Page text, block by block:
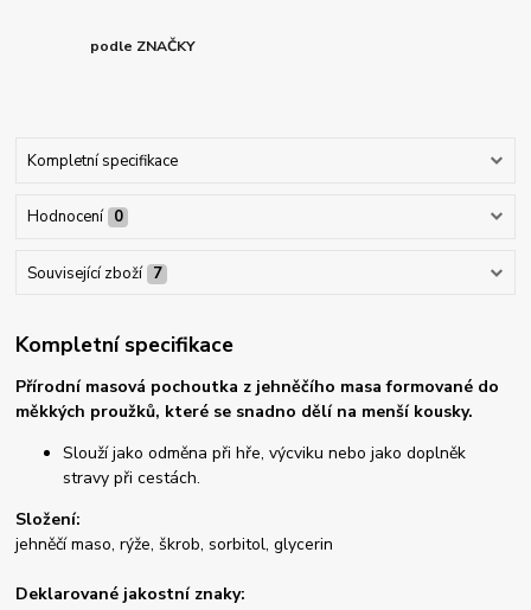
podle ZNAČKY
Kompletní specifikace
Hodnocení 0
Související zboží 7
Kompletní specifikace
Přírodní masová pochoutka z jehněčího masa formované do
měkkých proužků, které se snadno dělí na menší kousky.
Slouží jako odměna při hře, výcviku nebo jako doplněk
stravy při cestách.
Složení:
jehněčí maso, rýže, škrob, sorbitol, glycerin
Deklarované jakostní znaky: